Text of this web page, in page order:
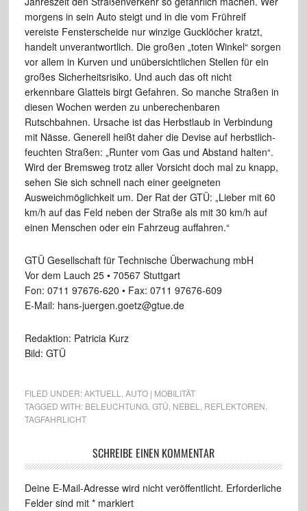
morgens in sein Auto steigt und in die vom Frühreif
vereiste Fensterscheide nur winzige Gucklöcher kratzt,
handelt unverantwortlich. Die großen „toten Winkel“ sorgen
vor allem in Kurven und unübersichtlichen Stellen für ein
großes Sicherheitsrisiko. Und auch das oft nicht
erkennbare Glatteis birgt Gefahren. So manche Straßen in
diesen Wochen werden zu unberechenbaren
Rutschbahnen. Ursache ist das Herbstlaub in Verbindung
mit Nässe. Generell heißt daher die Devise auf herbstlich-
feuchten Straßen: „Runter vom Gas und Abstand halten“.
Wird der Bremsweg trotz aller Vorsicht doch mal zu knapp,
sehen Sie sich schnell nach einer geeigneten
Ausweichmöglichkeit um. Der Rat der GTÜ: „Lieber mit 60
km/h auf das Feld neben der Straße als mit 30 km/h auf
einen Menschen oder ein Fahrzeug auffahren.“
GTÜ Gesellschaft für Technische Überwachung mbH
Vor dem Lauch 25 • 70567 Stuttgart
Fon: 0711 97676-620 • Fax: 0711 97676-609
E-Mail: hans-juergen.goetz@gtue.de
Redaktion: Patricia Kurz
Bild: GTÜ
FILED UNDER:AKTUELL
AUTO | MOBILITÄT
TAGGED WITH: BELEUCHTUNG, GTÜ NEBEL REFLEKTOREN
TAGFAHRLICHT
SCHREIBE EINEN KOMMENTAR
Deine E-Mail-Adresse wird nicht veröffentlicht. Erforderliche
Felder sind mit *markiert